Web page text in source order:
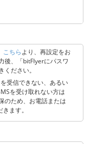
観点から認証コードを
は、受信設定またはキ
下 3点のご確認をお願い
指定解除
こちらより、再設定をお
後、「bitFlyerにパスワ
ださい。
受信できない、あるい
を受け取れない方は
のため、お電話または
ます。